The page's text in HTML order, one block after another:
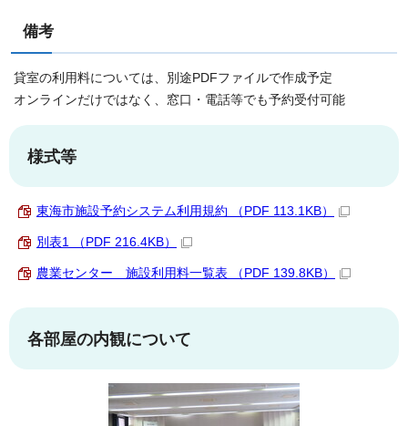
備考
貸室の利用料については、別途PDFファイルで作成予定
オンラインだけではなく、窓口・電話等でも予約受付可能
様式等
東海市施設予約システム利用規約 （PDF 113.1KB）
別表1 （PDF 216.4KB）
農業センター 施設利用料一覧表 （PDF 139.8KB）
各部屋の内観について